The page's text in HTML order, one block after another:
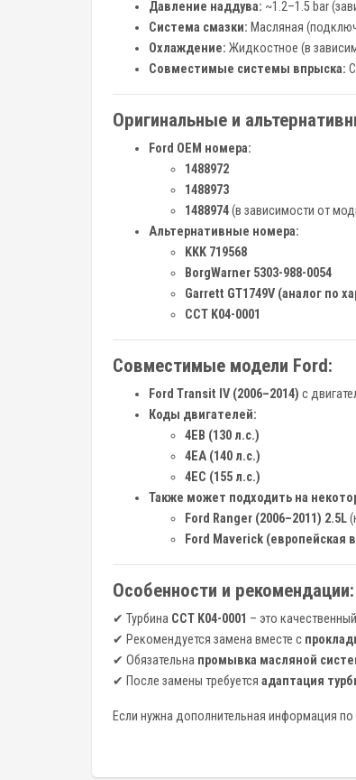
Давление наддува: ~1.2–1.5 bar
Система смазки: Масляная
Охлаждение: Жидкостное (в
Совместимые системы впрыска:
Оригинальные и
Ford OEM номера:
1488972
1488973
1488974(в зависимости от
Альтернативные номера:
KKK 719568
BorgWarner 5303-988-0054
Garrett GT1749V (аналог по
CCT K04-0001
Совместимые модели Ford:
Ford Transit IV (2006–2014) с
Коды двигателей:
4EB (130 л.с.)
4EA (140 л.с.)
4EC (155 л.с.)
Также может подходить на
Ford Ranger (2006–2011) 2.5L
Ford Maverick (европейская
Особенности и рекомендации:
✔ Турбина CCT K04-0001 – это
✔ Рекомендуется замена вместе с
✔ Обязательна промывка масляной
✔ После замены требуется адаптация
Если нужна дополнительная информация